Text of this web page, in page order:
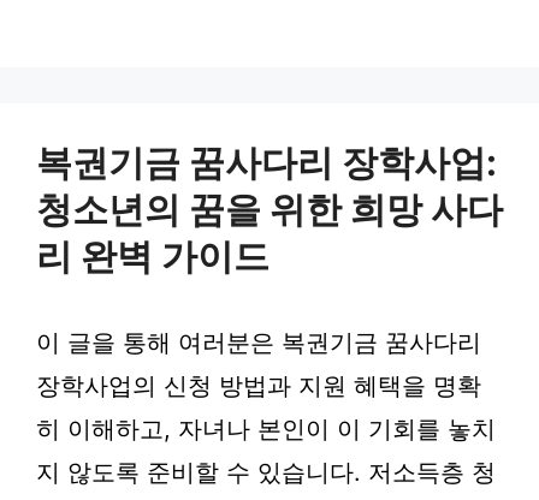
복권기금 꿈사다리 장학사업:
청소년의 꿈을 위한 희망 사다
리 완벽 가이드
이 글을 통해 여러분은 복권기금 꿈사다리
장학사업의 신청 방법과 지원 혜택을 명확
히 이해하고, 자녀나 본인이 이 기회를 놓치
지 않도록 준비할 수 있습니다. 저소득층 청